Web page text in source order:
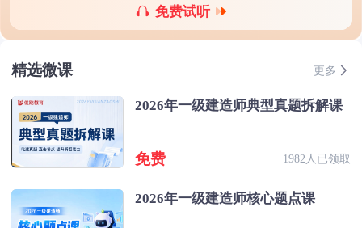
免费试听
精选微课 更多
2026年一级建造师典型真题拆解课
免费 1982人已领取
2026年一级建造师核心题点课